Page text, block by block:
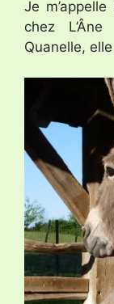
Je
chez
Quanelle,